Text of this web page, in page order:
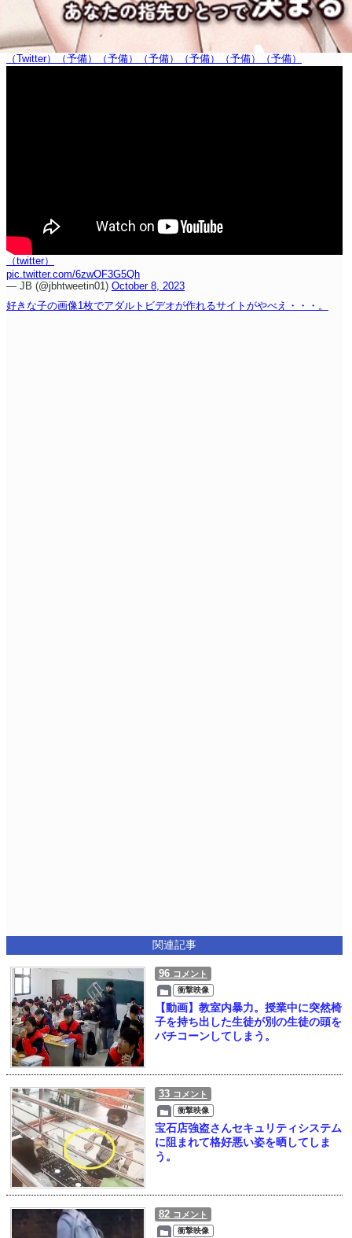
（Twitter） （予備） （予備） （予備） （予備） （予備） （予備）
（twitter）
pic.twitter.com/6zwOF3G5Qh
— JB (@jbhtweetin01) October 8, 2023
好きな子の画像1枚でアダルトビデオが作れるサイトがやべえ・・・。
関連記事
96 コメント
衝撃映像
【動画】教室内暴力。授業中に突然椅
子を持ち出した生徒が別の生徒の頭を
バチコーンしてしまう。
33 コメント
衝撃映像
宝石店強盗さんセキュリティシステム
に阻まれて格好悪い姿を晒してしま
う。
82 コメント
衝撃映像